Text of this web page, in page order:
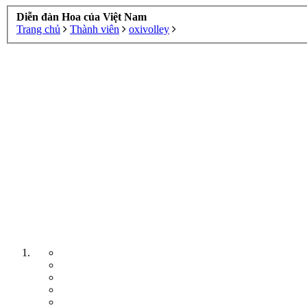
Diễn đàn Hoa của Việt Nam
Trang chủ
Thành viên oxivolley